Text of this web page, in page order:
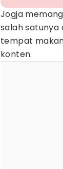
Jogja
salah satunya
tempat
konten.